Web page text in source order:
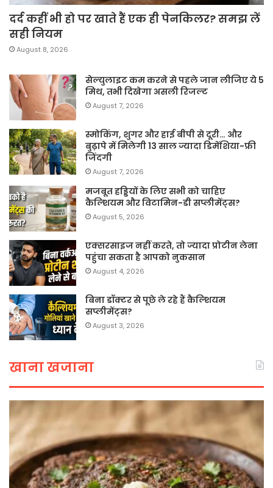
दर्द कहीं भी हो पर खाते हैं एक ही पेनकिलर? समझ लें
सही नियम
August 8, 2026
सेल्युलाइट कम करने से पहले जान लीजिए ये 5
मिथ, तभी दिखेगा असली रिजल्ट
August 7, 2026
स्मोकिंग, शुगर और हाई बीपी से दूरी… और
बुढ़ापे में मिलेगी 13 साल ज्यादा डिमेंशिया-फ्री
जिंदगी
August 7, 2026
मजबूत हड्डियों के लिए सभी को चाहिए
कैल्शियम और विटामिन-डी सप्लीमेंट्स?
August 5, 2026
एक्सरसाइज नहीं करते, तो ज्यादा प्रोटीन लेना
पहुंचा सकता है आपको नुकसान
August 4, 2026
बिना डॉक्टर से पूछे ले रहे हैं कैल्शियम
सप्लीमेंट्स?
August 3, 2026
खाना खजाना